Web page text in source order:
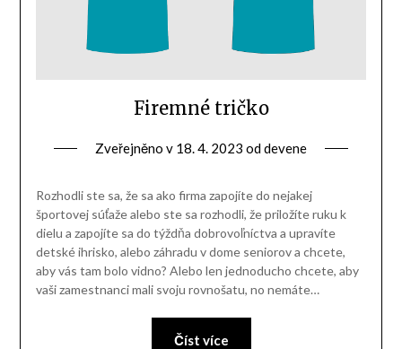
Firemné tričko
Zveřejněno v 18. 4. 2023 oddevene
Rozhodli ste sa, že sa ako firma zapojíte do nejakej
športovej súťaže alebo ste sa rozhodli, že priložíte ruku k
dielu a zapojíte sa do týždňa dobrovoľníctva a upravíte
detské ihrisko, alebo záhradu v dome seniorov a chcete,
aby vás tam bolo vidno? Alebo len jednoducho chcete, aby
vaši zamestnanci mali svoju rovnošatu, no nemáte…
Číst více